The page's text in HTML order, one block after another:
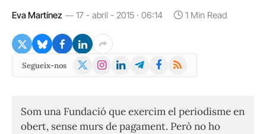
Eva Martínez 17 - abril - 2015 · 06:14 1 Min Read
Segueix-nos
X
Instagram
LinkedInTelegramFacebook
RSS
Som una Fundació que exercim el periodisme en
obert, sense murs de pagament. Però no ho